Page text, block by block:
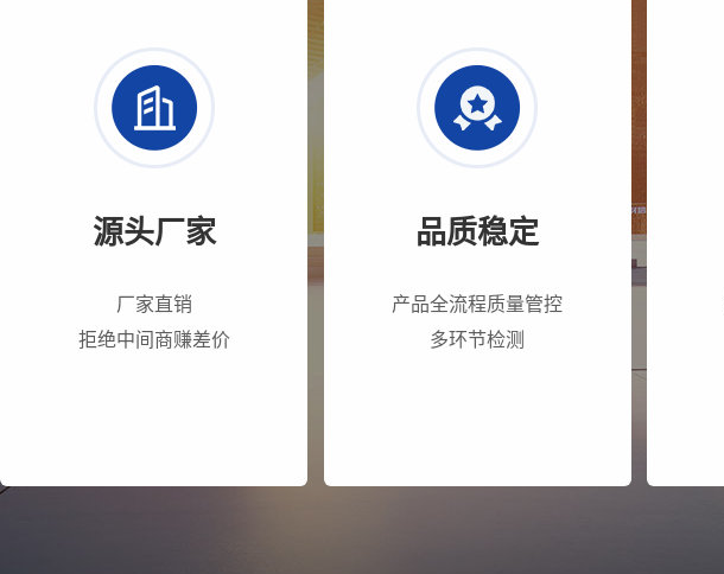
源头厂家
厂家直销
拒绝中间商赚差价
品质稳定
产品全流程质量管控
多环节检测